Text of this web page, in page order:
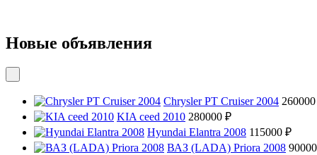
Новые объявления
Chrysler PT Cruiser 2004
KIA ceed 2010 280000 ₽
Hyundai Elantra 2008 115000 ₽
ВАЗ (LADA) Priora 2008